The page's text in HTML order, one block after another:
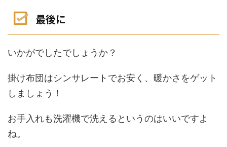
最後に
いかがでしたでしょうか？
掛け布団はシンサレートでお安く、暖かさをゲット
しましょう！
お手入れも洗濯機で洗えるというのはいいですよ
ね。